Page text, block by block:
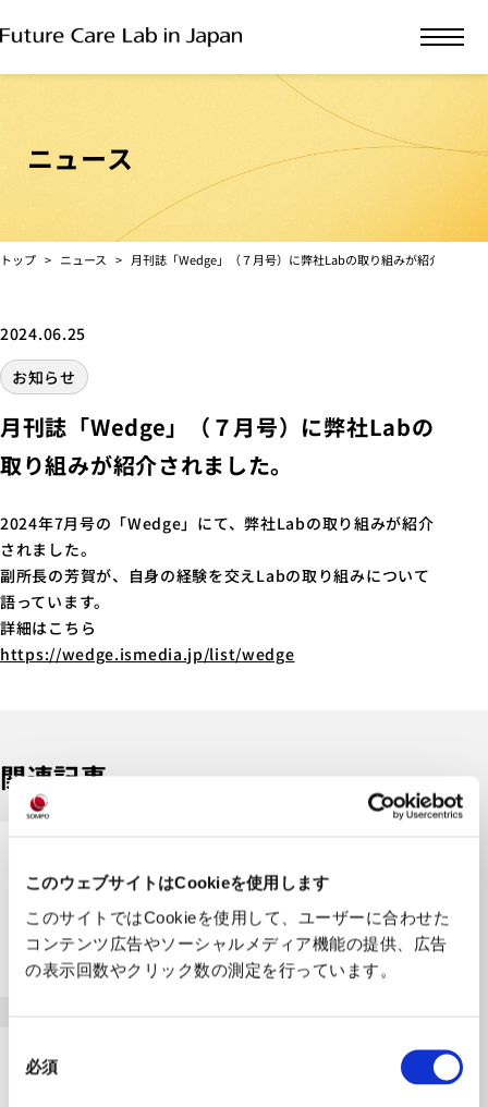
このウェブサイトはCookieを使用します
このサイトではCookieを使用して、ユーザーに合わせた
コンテンツ広告やソーシャルメディア機能の提供、広告
の表示回数やクリック数の測定を行っています。
必須
ニュース
トップ ニュース 月刊誌「Wedge」（７月号）に弊社Labの取り組みが紹介されま
2024.06.25
お知らせ
月刊誌「Wedge」（７月号）に弊社Labの
取り組みが紹介されました。
2024年7月号の「Wedge」にて、弊社Labの取り組みが紹介
されました。
副所長の芳賀が、自身の経験を交えLabの取り組みについて
語っています。
詳細はこちら
https://wedge.ismedia.jp/list/wedge
関連記事
お知らせ
「2030年から問う介護」～介護の未来に向
けた課題についての考察～ レポート公開の
お知らせ